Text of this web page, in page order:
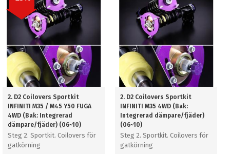
2. D2 Coilovers Sportkit
INFINITI M35 / M45 Y50 FUGA
4WD (Bak: Integrerad
dämpare/fjäder) (06~10)
Steg 2. Sportkit. Coilovers för
gatkörning
2. D2 Coilovers Sportkit
INFINITI M35 4WD (Bak:
Integrerad dämpare/fjäder)
(06~10)
Steg 2. Sportkit. Coilovers för
gatkörning